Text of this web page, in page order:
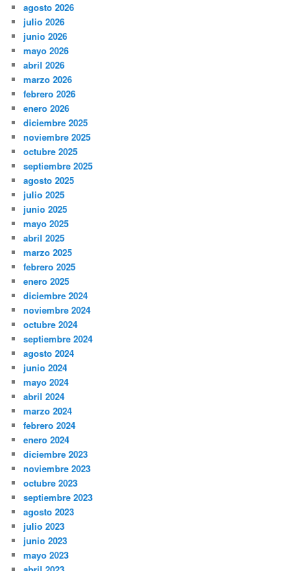
agosto 2026
julio 2026
junio 2026
mayo 2026
abril 2026
marzo 2026
febrero 2026
enero 2026
diciembre 2025
noviembre 2025
octubre 2025
septiembre 2025
agosto 2025
julio 2025
junio 2025
mayo 2025
abril 2025
marzo 2025
febrero 2025
enero 2025
diciembre 2024
noviembre 2024
octubre 2024
septiembre 2024
agosto 2024
junio 2024
mayo 2024
abril 2024
marzo 2024
febrero 2024
enero 2024
diciembre 2023
noviembre 2023
octubre 2023
septiembre 2023
agosto 2023
julio 2023
junio 2023
mayo 2023